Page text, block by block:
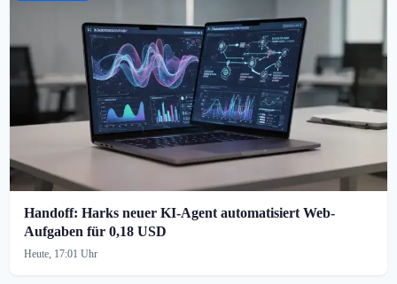
Handoff: Harks neuer KI-Agent automatisiert Web-
Aufgaben für 0,18 USD
Heute, 17:01 Uhr